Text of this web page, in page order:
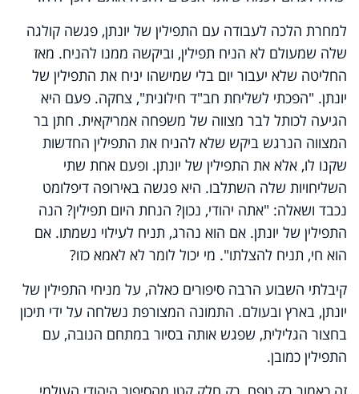
למחרת הלכה לעבודה עם התפילין של יונתן, פגשה קולגה
שלה שמעולם לא הניח תפילין, וביקשה ממנו להניח. מאז
החליטה שלא יעבור יום בלי שמישהו יניח את התפילין של
יונתן. "הפכתי לשליחת חב"ד חילונית", צחקה. פעם היא
הגיעה לכותל לבר מצווה של משפחה אמריקאית. חתן בר
המצווה הנרגש ביקש שלא להניח את התפילין החדשות
שקנו לו, אלא את התפילין של יונתן. ופעם אחת שתי
השליחויות שלה השתלבו. היא פגשה באירופה דיפלומט
נכבד ושאלה: "אתה יהודי, נכון? הנחת היום תפילין? הנה
התפילין של יונתן. אם הוא נהרג, תניח לעילוי נשמתו. אם
הוא חי, תניח להצלתו". מי יכול לומר לא לאמא כזו?
קיבלתי השבוע הרבה סיפורים כאלה, על מניחי התפילין של
יונתן, בארץ ובעולם. התמונה המצורפת נשלחה על ידי תיכון
בחצור הגלילית, שפגש אותה בסיור במתחם הנובה, עם
התפילין כמובן.